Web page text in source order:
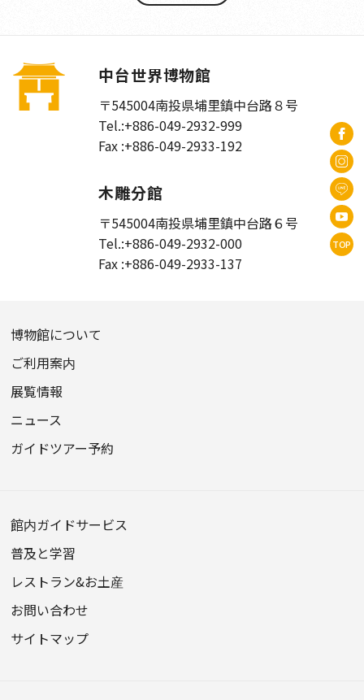
中台世界博物館
〒545004南投県埔里鎮中台路８号
Tel.:+886-049-2932-999
Fax :+886-049-2933-192
木雕分館
〒545004南投県埔里鎮中台路６号
Tel.:+886-049-2932-000
Fax :+886-049-2933-137
博物館について
ご利用案内
展覧情報
ニュース
ガイドツアー予約
館内ガイドサービス
普及と学習
レストラン&お土産
お問い合わせ
サイトマップ
TOP